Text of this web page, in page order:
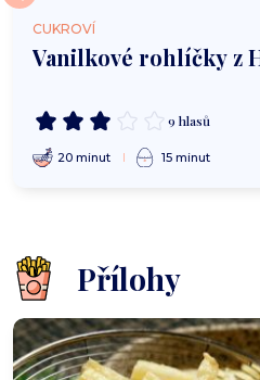
CUKROVÍ
Vanilkové rohlíčky z
9 hlasů
20 minut 15 minut
Přílohy